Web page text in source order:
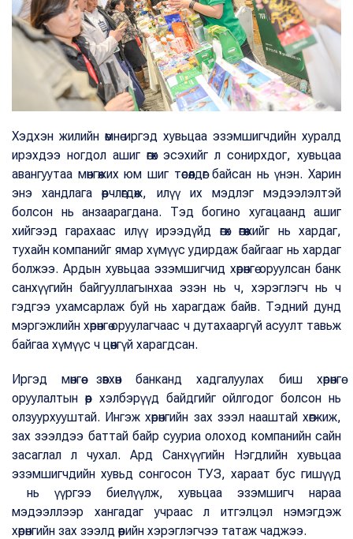
Хэдхэн жилийн өмнө иргэд хувьцаа эзэмшигчдийн хуралд
ирэхдээ ногдол ашиг өгөх эсэхийг л сонирхдог, хувьцаа
авангуутаа мөнгөжих юм шиг төсөөлдөг байсан нь үнэн. Харин
энэ хандлага өөрчлөгдөж, илүү их мэдлэг мэдээлэлтэй
болсон нь анзаарагдана. Тэд богино хугацаанд ашиг
хийгээд гарахаас илүү ирээдүйд өгөх өгөөжийг нь хардаг,
тухайн компанийг ямар хүмүүс удирдаж байгааг нь хардаг
болжээ. Ардын хувьцаа эзэмшигчид хөрөнгө оруулсан банк
санхүүгийн байгууллагынхаа эзэн нь ч, хэрэглэгч нь ч
гэдгээ ухамсарлаж буй нь харагдаж байв. Тэдний дунд
мэргэжлийн хөрөнгө оруулагчаас ч дутахааргүй асуулт тавьж
байгаа хүмүүс ч цөөнгүй харагдсан.
Иргэд мөнгөө зөвхөн банканд хадгалуулах биш хөрөнгө
оруулалтын өөр хэлбэрүүд байдгийг ойлгодог болсон нь
олзуурхууштай. Ингэж хөрөнгийн зах зээл нааштай хөгжиж,
зах зээлдээ баттай байр сууриа олоход компанийн сайн
засаглал л чухал. Ард Санхүүгийн Нэгдлийн хувьцаа
эзэмшигчдийн хувьд сонгосон ТУЗ, хараат бус гишүүд
нь үүргээ биелүүлж, хувьцаа эзэмшигч нараа
мэдээллээр хангадаг учраас л итгэлцэл нэмэгдэж
хөрөнгийн зах зээлд өөрийн хэрэглэгчээ татаж чаджээ.